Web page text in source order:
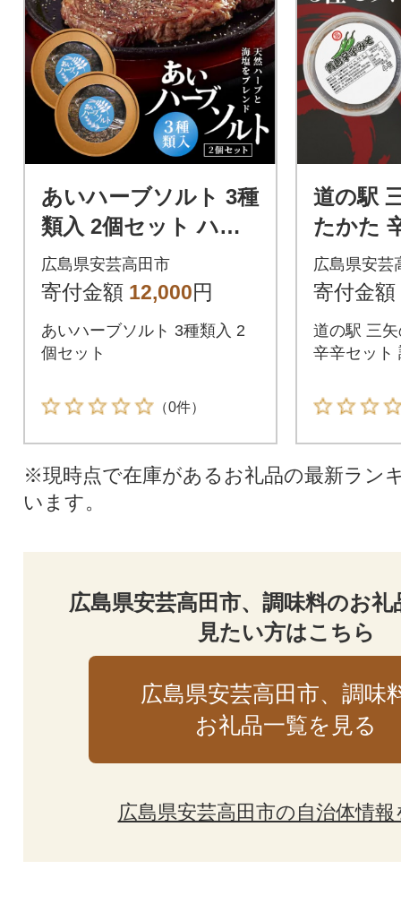
あいハーブソルト 3種
類入 2個セット ハー
ブソルト 塩 ハーブ塩
調味料[No5895-0827]
広島県安芸高田市
寄付金額 12,000円
あいハーブソルト 3種類入 2
個セット
（0件）
道の駅
たかた
い 調味
セット
広島県安芸
寄付金額
道の駅 三
辛辛セット
※現時点で在庫があるお礼品の最新ラン
います。
広島県安芸高田市、調味料のお
見たい方はこちら
広島県安芸高田市、調味
お礼品一覧を見る
広島県安芸高田市の自治体情